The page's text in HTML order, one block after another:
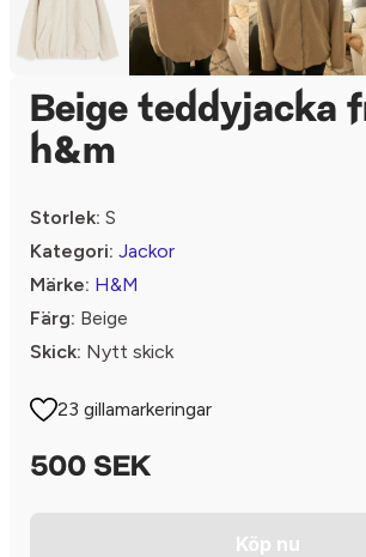
Beige teddyjacka
h&m
Storlek: S
Kategori: Jackor
Märke: H&M
Färg: Beige
Skick: Nytt skick
23 gillamarkeringar
500 SEK
Köp nu